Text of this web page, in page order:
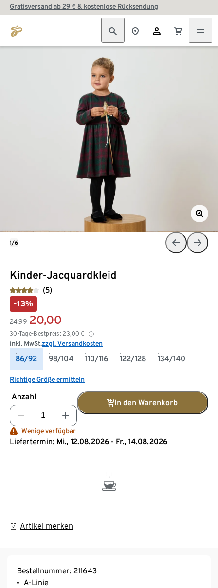
Gratisversand ab 29 € & kostenlose Rücksendung
Kinder-Jacquardkleid
(5)
-13%
24,99 20,00
30-Tage-Bestpreis: 23,00 €
inkl. MwSt.zzgl. Versandkosten
86/92 98/104 110/116 122/128 134/140
Richtige Größe ermitteln
Anzahl
In den Warenkorb
Wenige verfügbar
Liefertermin: Mi., 12.08.2026 - Fr., 14.08.2026
Artikel merken
1/6
Bestellnummer: 211643
A-Linie